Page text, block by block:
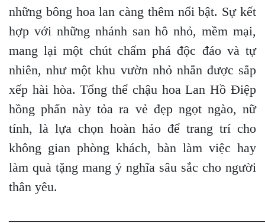
những bông hoa lan càng thêm nổi bật. Sự kết
hợp với những nhánh san hô nhỏ, mềm mại,
mang lại một chút chấm phá độc đáo và tự
nhiên, như một khu vườn nhỏ nhắn được sắp
xếp hài hòa. Tổng thể chậu hoa Lan Hồ Điệp
hồng phấn này tỏa ra vẻ đẹp ngọt ngào, nữ
tính, là lựa chọn hoàn hảo để trang trí cho
không gian phòng khách, bàn làm việc hay
làm quà tặng mang ý nghĩa sâu sắc cho người
thân yêu.